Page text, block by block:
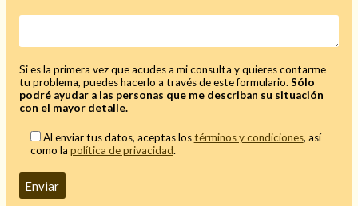
Infidelidad(104)
Oraciones(3)
Rituales(72)
Tarot online(372)
Mi rincón
Mis libros favoritos
Mi Blog
Si es la primera vez que acudes a mi consulta y quieres contarme
tu problema, puedes hacerlo a través de este formulario.Sólo
podré ayudar a las personas que me describan su situación
con el mayor detalle.
Al enviar tus datos, aceptas lostérminos y condiciones, así
como la política de privacidad.